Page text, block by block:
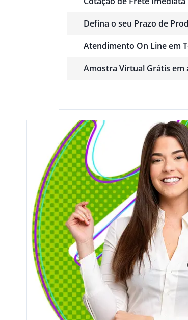
Defina o seu Prazo de
Atendimento On Line em
Amostra Virtual Grátis em